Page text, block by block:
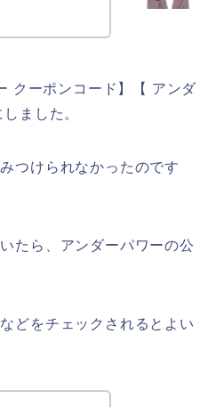
クーポンコード】【 アンダ
ました。
つけられなかったのです
たら、アンダーパワーの公
どをチェックされるとよい